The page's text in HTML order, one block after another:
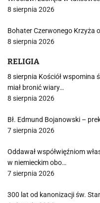
8 sierpnia 2026
Bohater Czerwonego Krzyża
8 sierpnia 2026
RELIGIA
8 sierpnia Kościół wspomina
miał bronić wiary…
8 sierpnia 2026
Bł. Edmund Bojanowski –
7 sierpnia 2026
Oddawał współwięźniom
w niemieckim obo…
7 sierpnia 2026
300 lat od kanonizacji św.